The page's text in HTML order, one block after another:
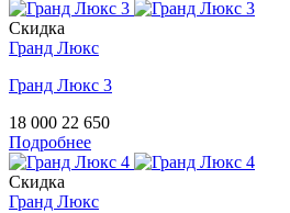
Скидка
Гранд Люкс
Гранд Люкс 3
18 000 22 650
Подробнее
Скидка
Гранд Люкс